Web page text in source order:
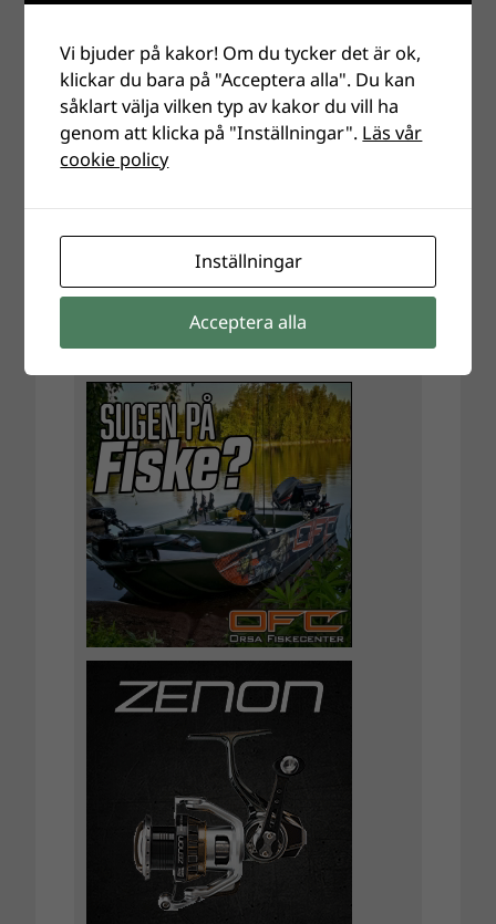
Vi bjuder på kakor! Om du tycker det är ok,
klickar du bara på "Acceptera alla". Du kan
såklart välja vilken typ av kakor du vill ha
genom att klicka på "Inställningar". Läs vår
cookie policy
Inställningar
Acceptera alla